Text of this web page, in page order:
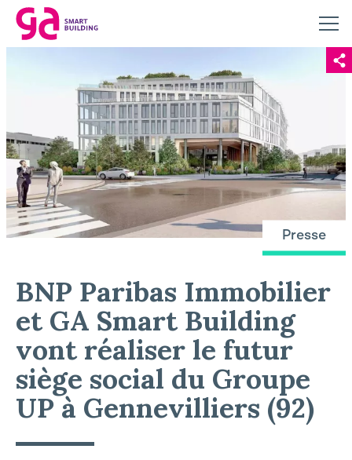
Presse
BNP Paribas Immobilier
et GA Smart Building
vont réaliser le futur
siège social du Groupe
UP à Gennevilliers (92)